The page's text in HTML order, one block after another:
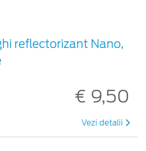
reflectorizant Nano,
€ 9,50
Vezi detalii